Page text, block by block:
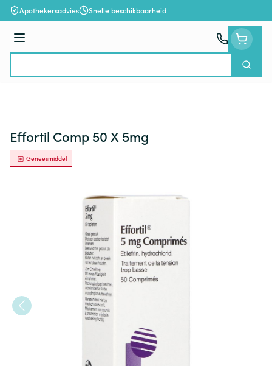
Ga naar de inhoud
Apothekersadvies Snelle beschikbaarheid
Menu
Zoek
Effortil Comp 50 X 5mg
Geneesmiddel